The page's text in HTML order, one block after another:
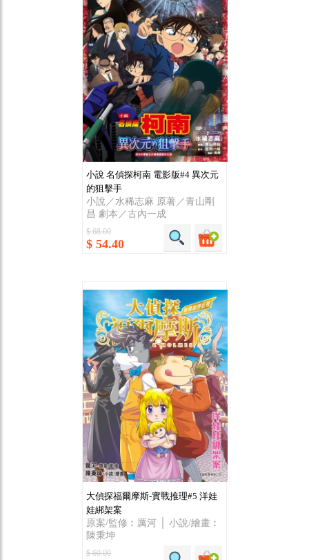
小說 名偵探柯南 電影版#4 異次元
的狙擊手
小說／水稀志麻 原著／青山剛
昌 劇本／古內一成
$ 68.00
$ 54.40
大偵探福爾摩斯-實戰推理#5 洋娃
娃綁架案
原案/監修︰厲河 │ 小說/繪畫︰
陳秉坤
$ 60.00